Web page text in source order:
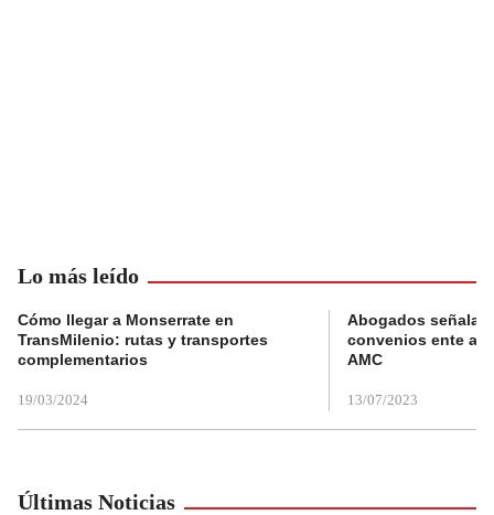
Lo más leído
Cómo llegar a Monserrate en
TransMilenio: rutas y transportes
complementarios
19/03/2024
Abogados
convenios ente
AMC
13/07/2023
Últimas Noticias